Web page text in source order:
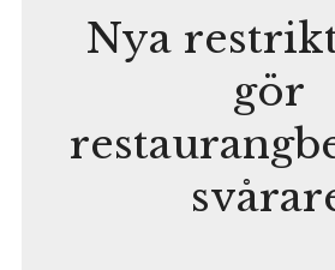
Nya
gör